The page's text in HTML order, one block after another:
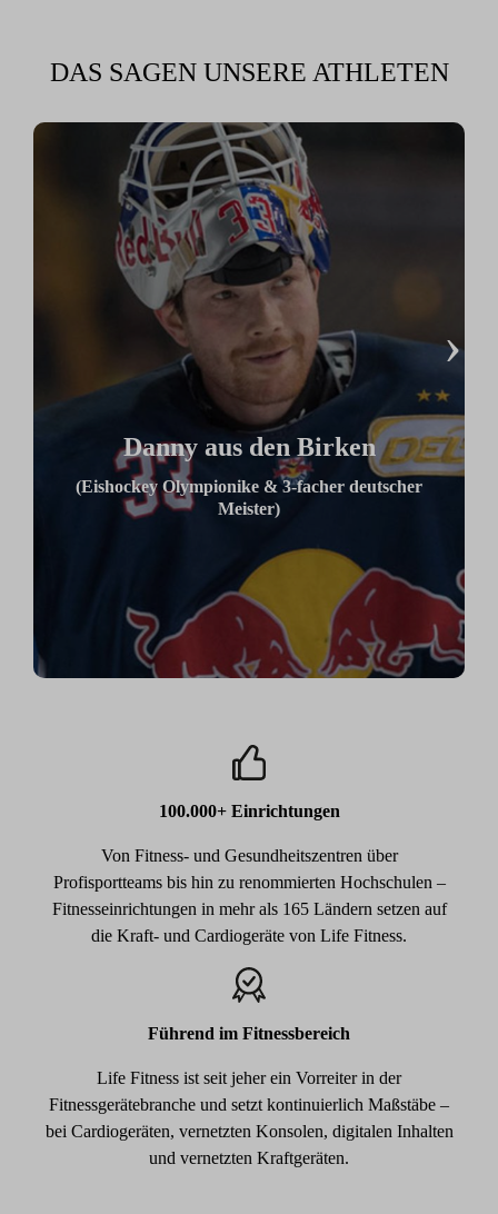
DAS SAGEN UNSERE ATHLETEN
Danny aus den Birken
(Eishockey Olympionike & 3-facher deutscher
Meister)
"Ich benutze das Bike jeden Tag und es hilft mir
außerhalb des Eises an meiner Fitness zu arbeiten."
›
100.000+ Einrichtungen
Von Fitness- und Gesundheitszentren über
Profisportteams bis hin zu renommierten Hochschulen –
Fitnesseinrichtungen in mehr als 165 Ländern setzen auf
die Kraft- und Cardiogeräte von Life Fitness.
Führend im Fitnessbereich
Life Fitness ist seit jeher ein Vorreiter in der
Fitnessgerätebranche und setzt kontinuierlich Maßstäbe –
bei Cardiogeräten, vernetzten Konsolen, digitalen Inhalten
und vernetzten Kraftgeräten.